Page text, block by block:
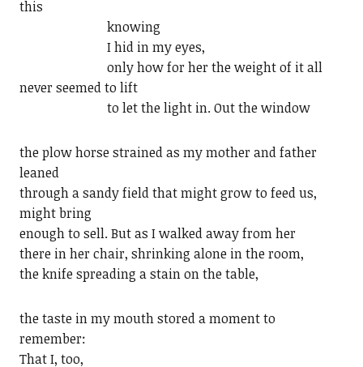
this
knowing
I hid in my eyes,
only how for her the weight of it all
never seemed to lift
to let the light in. Out the window
the plow horse strained as my mother and father
leaned
through a sandy field that might grow to feed us,
might bring
enough to sell. But as I walked away from her
there in her chair, shrinking alone in the room,
the knife spreading a stain on the table,
the taste in my mouth stored a moment to
remember:
That I, too,